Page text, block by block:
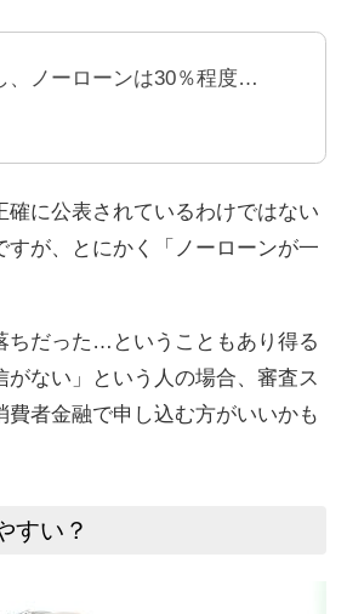
、ノーローンは30％程度…
に公表されているわけではない
が、とにかく「ノーローンが一
ちだった…ということもあり得る
ない」という人の場合、審査ス
者金融で申し込む方がいいかも
すい？